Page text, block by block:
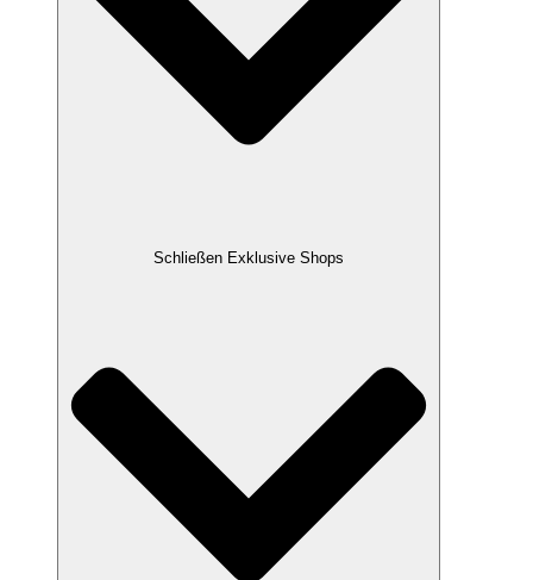
Schließen Exklusive Shops